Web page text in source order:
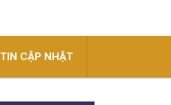
TIN CẬP NHẬT